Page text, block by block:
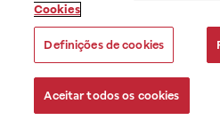
Cookies
Definições de cookies
Aceitar todos os cookies